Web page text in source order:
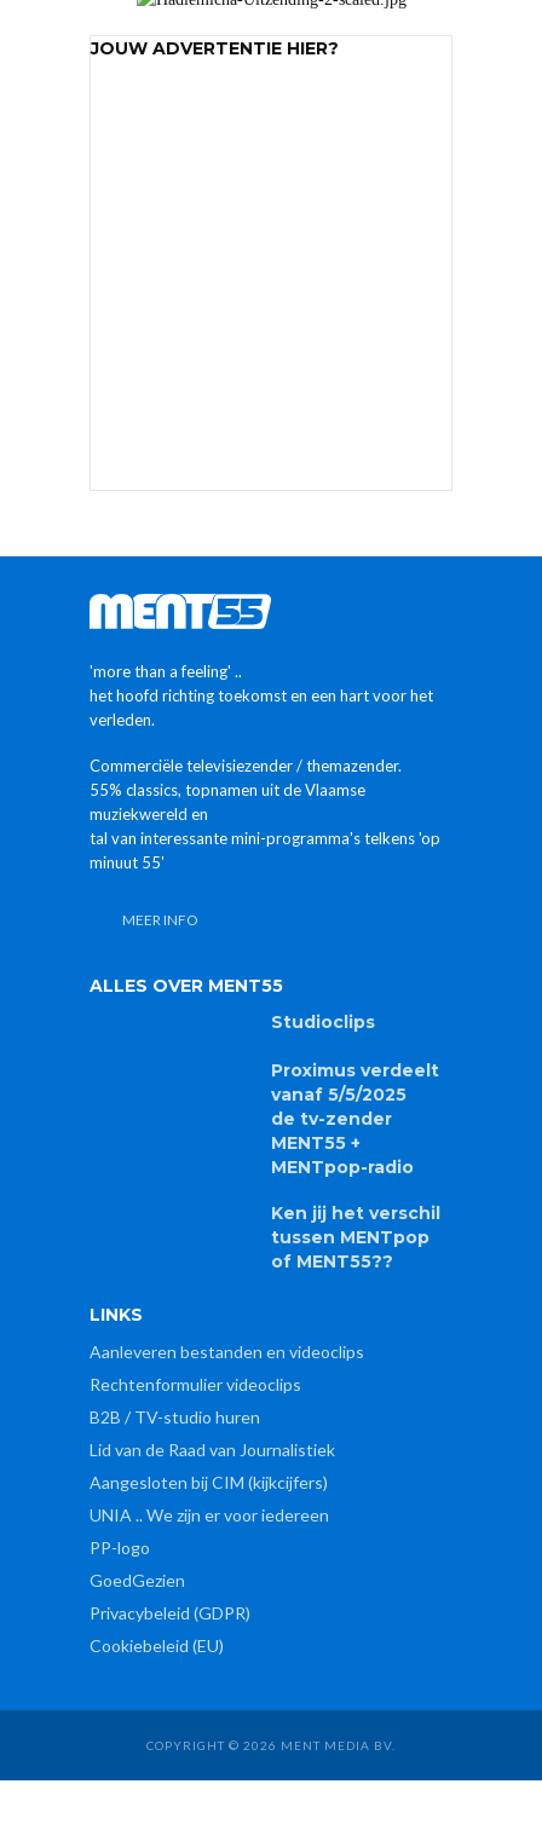
JOUW ADVERTENTIE HIER?
'more than a feeling' ..
het hoofd richting toekomst en een hart voor het
verleden.
Commerciële televisiezender / themazender.
55% classics, topnamen uit de Vlaamse
muziekwereld en
tal van interessante mini-programma's telkens 'op
minuut 55'
MEER INFO
ALLES OVER MENT55
Studioclips
Proximus verdeelt
vanaf 5/5/2025
de tv-zender
MENT55 +
MENTpop-radio
Ken jij het verschil
tussen MENTpop
of MENT55??
LINKS
Aanleveren bestanden en videoclips
Rechtenformulier videoclips
B2B / TV-studio huren
Lid van de Raad van Journalistiek
Aangesloten bij CIM (kijkcijfers)
UNIA .. We zijn er voor iedereen
PP-logo
GoedGezien
Privacybeleid (GDPR)
Cookiebeleid (EU)
COPYRIGHT © 2026 MENT MEDIA BV.